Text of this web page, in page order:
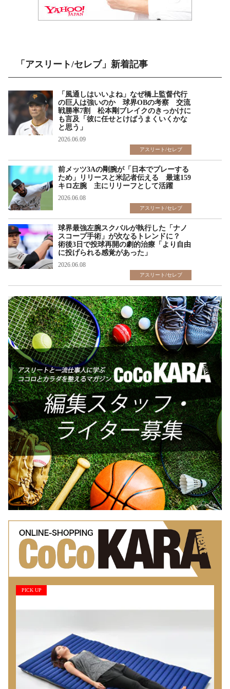
「アスリート/セレブ」新着記事
「風通しはいいよね」なぜ橋上監督代行
の巨人は強いのか 球界OBの考察 交流
戦勝率7割 松本剛ブレイクのきっかけに
も言及「彼に任せとけばうまくいくかな
と思う」
2026.06.09
アスリート/セレブ
前メッツ3Aの剛腕が「日本でプレーする
ため」リリースと米記者伝える 最速159
キロ左腕 主にリリーフとして活躍
2026.06.08
アスリート/セレブ
球界最強左腕スクバルが執行した「ナノ
スコープ手術」が次なるトレンドに？
術後3日で投球再開の劇的治療「より自由
に投げられる感覚があった」
2026.06.08
アスリート/セレブ
PICK UP